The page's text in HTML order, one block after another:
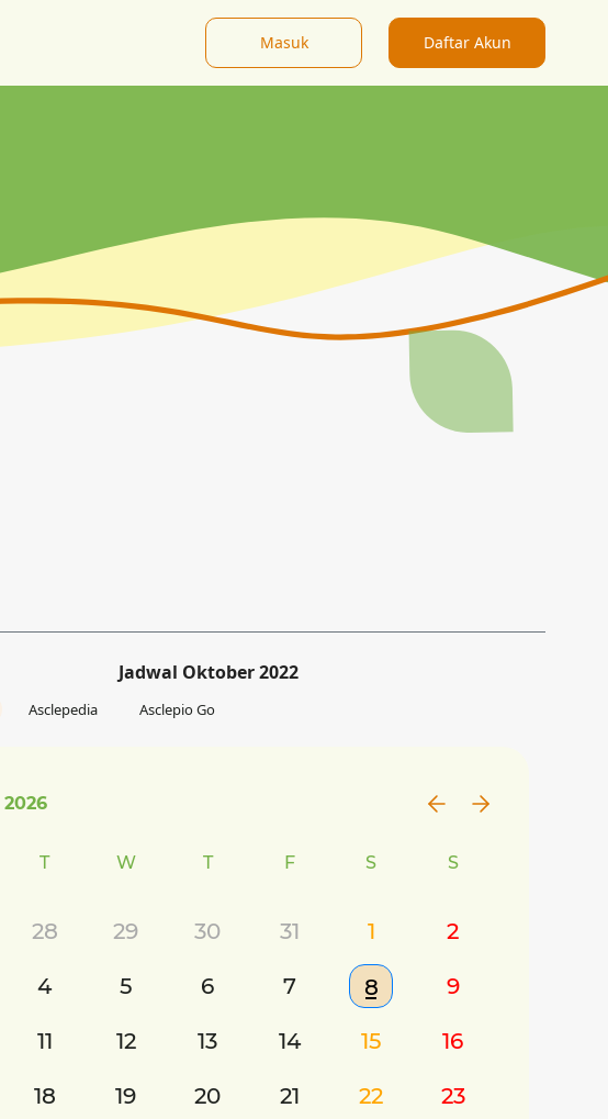
Masuk Daftar Akun
Jadwal Oktober 2022
2026
T W T F S S
28 29 30 31 1 2
4 5 6 7 8 9
11 12 13 14 15 16
18 19 20 21 22 23
Asclepedia Asclepio Go